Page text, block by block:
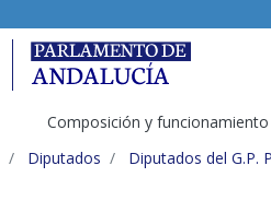
Composición y funcionamiento
Diputados Diputados del G.P.